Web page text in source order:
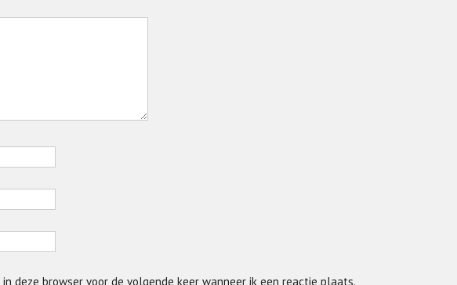
deze browser voor de volgende keer wanneer ik een reactie plaats.